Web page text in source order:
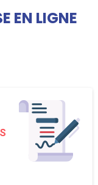
EN LIGNE